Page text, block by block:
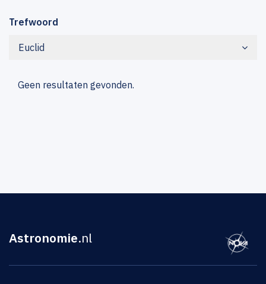
Trefwoord
Euclid
Geen resultaten gevonden.
Astronomie.nl